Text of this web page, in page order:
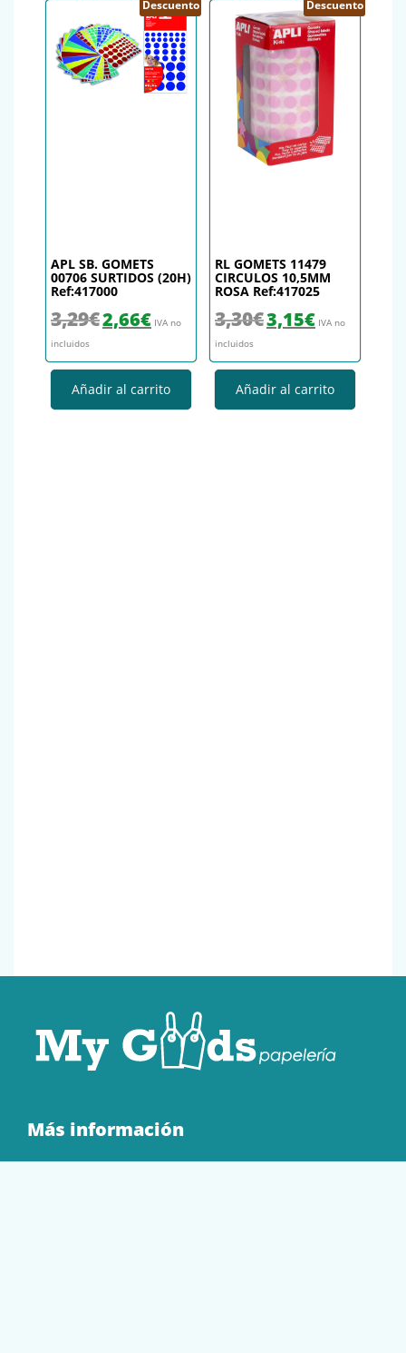
Descuento
APL SB. GOMETS
00706 SURTIDOS (20H)
Ref:417000
3,29€El precio original era: 3,29€.
2,66€El precio actual es: 2,66€.
IVA no
incluidos
Añadir al carrito
Descuento
RL GOMETS 11479
CIRCULOS 10,5MM
ROSA Ref:417025
3,30€ El precio original era: 3,30€.
3,15€El precio actual
IVA no
incluidos
Añadir al carrito
Más información